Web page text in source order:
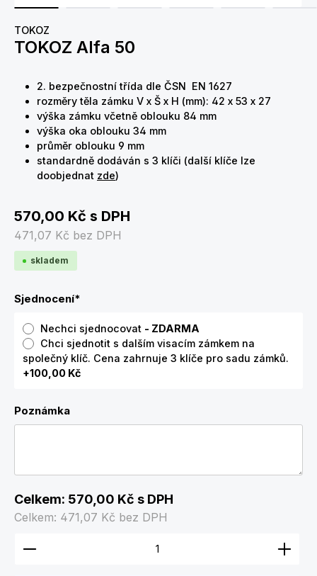
TOKOZ
TOKOZ Alfa 50
2. bezpečnostní třída dle ČSN EN 1627
rozměry těla zámku V x Š x H (mm): 42 x 53 x 27
výška zámku včetně oblouku 84 mm
výška oka oblouku 34 mm
průměr oblouku 9 mm
standardně dodáván s 3 klíči (další klíče lze
doobjednat zde)
570,00 Kč s DPH
471,07 Kč bez DPH
skladem
Sjednocení*
Nechci sjednocovat - ZDARMA
Chci sjednotit s dalším visacím zámkem na
společný klíč. Cena zahrnuje 3 klíče pro sadu zámků.
+100,00 Kč
Poznámka
Celkem: 570,00 Kč s DPH
Celkem: 471,07 Kč bez DPH
Množství produktu: Zadejte požadované